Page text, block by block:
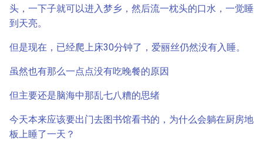
头，一下子就可以进入梦乡，然后流一枕头的口水，一觉睡
到天亮。
但是现在，已经爬上床30分钟了，爱丽丝仍然没有入睡。
虽然也有那么一点点没有吃晚餐的原因
但主要还是脑海中那乱七八糟的思绪
今天本来应该要出门去图书馆看书的，为什么会躺在厨房地
板上睡了一天？